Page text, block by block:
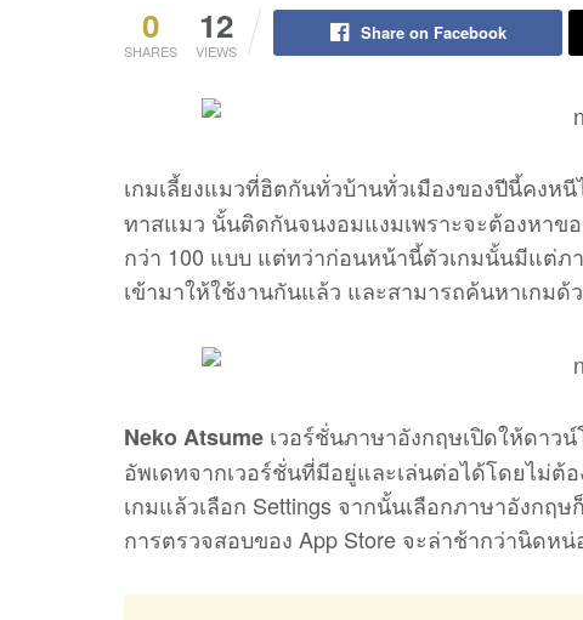
0
SHARES
12
VIEWS
Share on Facebook
เกมเลี้ยงแมวที่ฮิตกันทั่วบ้านทั่วเมืองของปีนี้คงห
ทาสแมว นั้นติดกันจนงอมแงมเพราะจะต้องหาข
กว่า 100 แบบ แต่ทว่าก่อนหน้านี้ตัวเกมนั้นมีแต่
เข้ามาให้ใช้งานกันแล้ว และสามารถค้นหาเกมด้
Neko Atsume เวอร์ชั่นภาษาอังกฤษเปิดให้ดาว
อัพเดทจากเวอร์ชั่นที่มีอยู่และเล่นต่อได้โดยไม่ต้อ
เกมแล้วเลือก Settings จากนั้นเลือกภาษาอังกฤ
การตรวจสอบของ App Store จะล่าช้ากว่านิดหน่